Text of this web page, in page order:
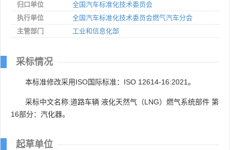
归口单位
全国汽车标准化技术委员会
执行单位
全国汽车标准化技术委员会燃气汽车分会
主管部门
工业和信息化部
采标情况
本标准修改采用ISO国际标准：ISO 12614-16:2021。
采标中文名称:道路车辆 液化天然气（LNG）燃气系统部件 第
16部分：汽化器。
起草单位